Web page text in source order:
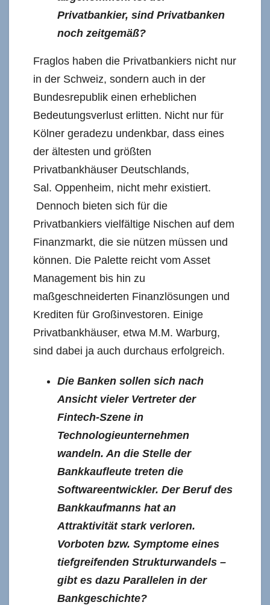
Privatbankier, sind Privatbanken
noch zeitgemäß?
Fraglos haben die Privatbankiers nicht nur
in der Schweiz, sondern auch in der
Bundesrepublik einen erheblichen
Bedeutungsverlust erlitten. Nicht nur für
Kölner geradezu undenkbar, dass eines
der ältesten und größten
Privatbankhäuser Deutschlands,
Sal. Oppenheim, nicht mehr existiert.
Dennoch bieten sich für die
Privatbankiers vielfältige Nischen auf dem
Finanzmarkt, die sie nützen müssen und
können. Die Palette reicht vom Asset
Management bis hin zu
maßgeschneiderten Finanzlösungen und
Krediten für Großinvestoren. Einige
Privatbankhäuser, etwa M.M. Warburg,
sind dabei ja auch durchaus erfolgreich.
Die Banken sollen sich nach
Ansicht vieler Vertreter der
Fintech-Szene in
Technologieunternehmen
wandeln. An die Stelle der
Bankkaufleute treten die
Softwareentwickler. Der Beruf des
Bankkaufmanns hat an
Attraktivität stark verloren.
Vorboten bzw. Symptome eines
tiefgreifenden Strukturwandels –
gibt es dazu Parallelen in der
Bankgeschichte?